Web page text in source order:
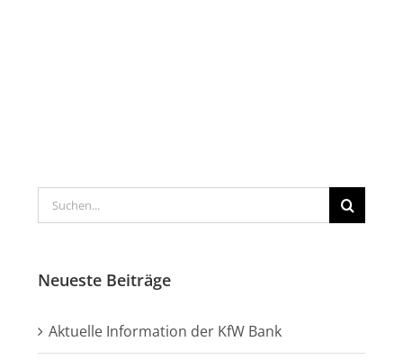
Suche
nach:
Neueste Beiträge
Aktuelle Information der KfW Bank